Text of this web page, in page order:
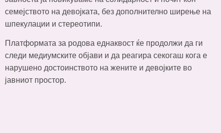
семејството на девојката, без дополнително ширење на
шпекулации и стереотипи.
Платформата за родова еднаквост ќе продолжи да ги
следи медиумските објави и да реагира секогаш кога е
нарушено достоинството на жените и девојките во
јавниот простор.